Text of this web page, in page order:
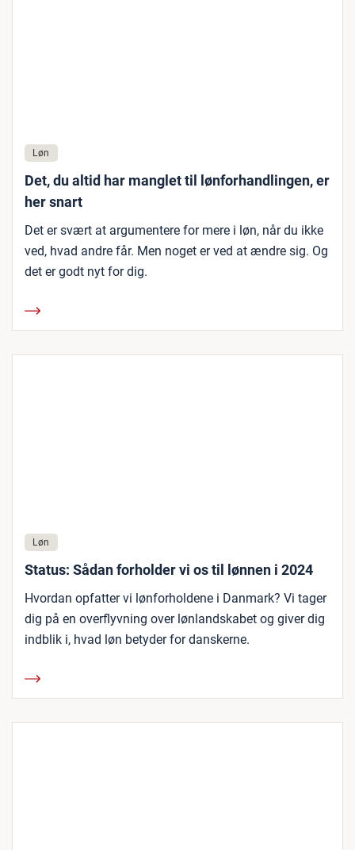
Løn
Det, du altid har manglet til lønforhandlingen, er
her snart
Det er svært at argumentere for mere i løn, når du ikke
ved, hvad andre får. Men noget er ved at ændre sig. Og
det er godt nyt for dig.
Løn
Status: Sådan forholder vi os til lønnen i 2024
Hvordan opfatter vi lønforholdene i Danmark? Vi tager
dig på en overflyvning over lønlandskabet og giver dig
indblik i, hvad løn betyder for danskerne.